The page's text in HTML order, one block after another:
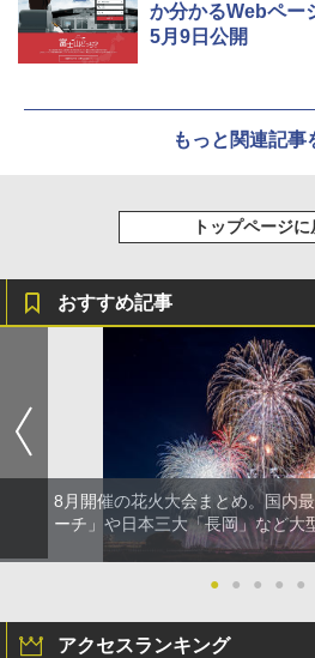
か分かるWebペー
5月9日公開
もっと関連記事
トップページに
おすすめ記事
8月開催の花火大会まとめ。国内
ーチ」や日本三大「長岡」など大
● ● ● ● ●
アクセスランキング